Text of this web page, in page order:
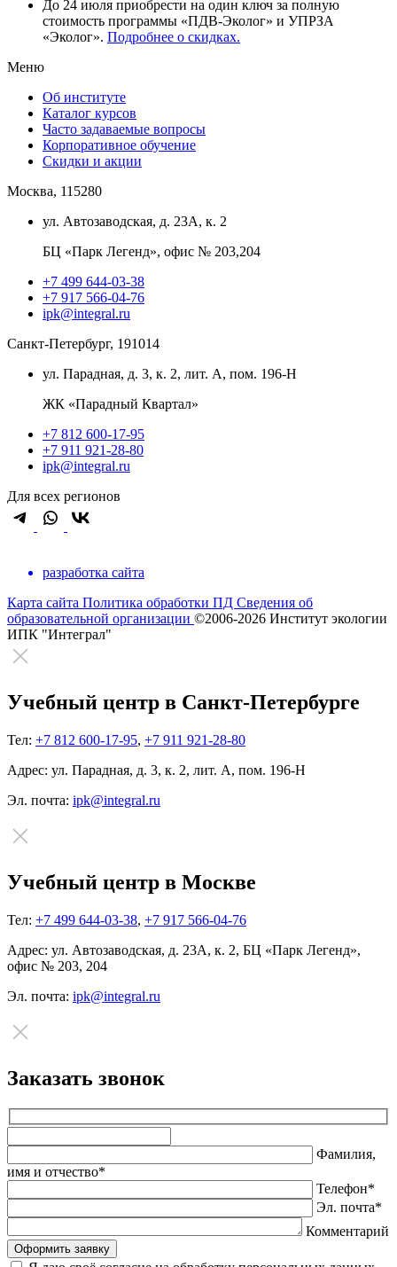
До 24 июля приобрести на один ключ за полную
стоимость программы «ПДВ-Эколог» и УПРЗА
«Эколог». Подробнее о скидках.
Меню
Об институте
Каталог курсов
Часто задаваемые вопросы
Корпоративное обучение
Скидки и акции
Москва, 115280
ул. Автозаводская, д. 23А, к. 2
БЦ «Парк Легенд», офис № 203,204
+7 499 644-03-38
+7 917 566-04-76
ipk@integral.ru
Санкт-Петербург, 191014
ул. Парадная, д. 3, к. 2, лит. А, пом. 196-Н
ЖК «Парадный Квартал»
+7 812 600-17-95
+7 911 921-28-80
ipk@integral.ru
Для всех регионов
разработка сайта
Карта сайта Политика обработки ПД Сведения об
образовательной организации ©2006-2026 Институт экологии
ИПК "Интеграл"
Учебный центр в Санкт-Петербурге
Тел: +7 812 600-17-95, +7 911 921-28-80
Адрес: ул. Парадная, д. 3, к. 2, лит. А, пом. 196-Н
Эл. почта: ipk@integral.ru
Учебный центр в Москве
Тел: +7 499 644-03-38, +7 917 566-04-76
Адрес: ул. Автозаводская, д. 23А, к. 2, БЦ «Парк Легенд»,
офис № 203, 204
Эл. почта: ipk@integral.ru
Заказать звонок
это
поле
пустым.
Фамилия,
имя и отчество*
Телефон*
Эл. почта*
Комментарий